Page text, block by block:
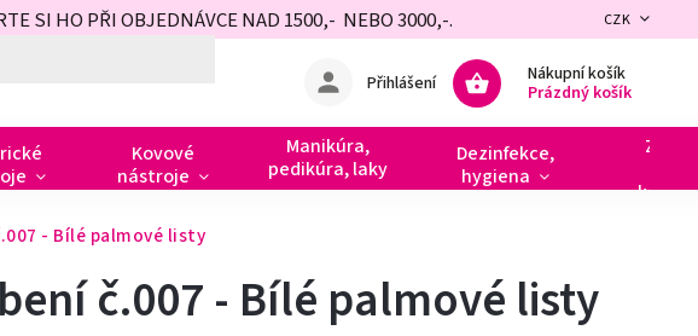
SI HO PŘI OBJEDNÁVCE NAD 1500,- NEBO 3000,-. CZK
Nákupní košík
Prázdný košík
Přihlášení
Kovové
nástroje
Manikúra,
pedikúra, laky
Dezinfekce,
hygiena
- Bílé palmové listy
č.007 - Bílé palmové listy